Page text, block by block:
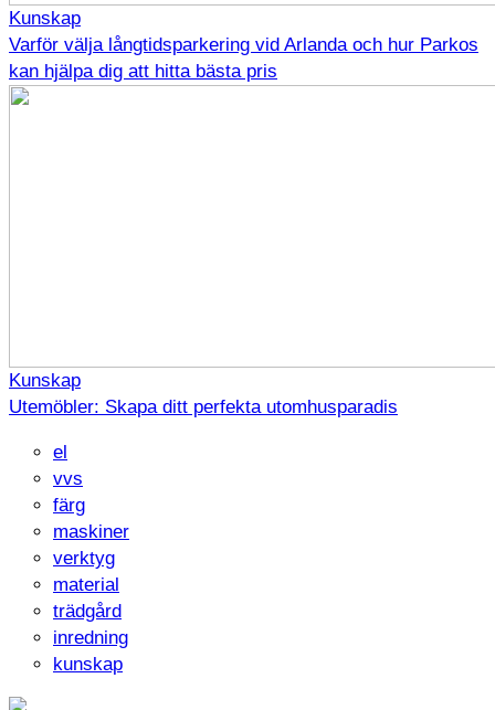
Kunskap
Varför välja långtidsparkering vid Arlanda och hur Parkos
kan hjälpa dig att hitta bästa pris
Kunskap
Utemöbler: Skapa ditt perfekta utomhusparadis
el
vvs
färg
maskiner
verktyg
material
trädgård
inredning
kunskap